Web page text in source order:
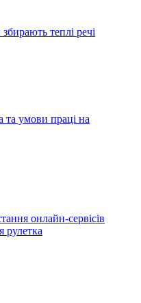
теплі речі
та умови праці на
онлайн-сервісів
рулетка